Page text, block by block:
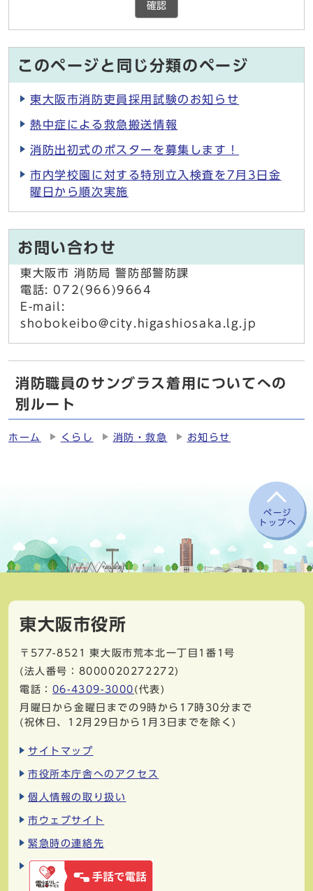
確認
このページと同じ分類のページ
東大阪市消防吏員採用試験のお知らせ
熱中症による救急搬送情報
消防出初式のポスターを募集します！
市内学校園に対する特別立入検査を7月3日金
曜日から順次実施
お問い合わせ
東大阪市 消防局 警防部警防課
電話: 072(966)9664
E-mail:
shobokeibo@city.higashiosaka.lg.jp
消防職員のサングラス着用についてへの
別ルート
ホーム くらし 消防・救急 お知らせ
ページ
トップへ
東大阪市役所
〒577-8521
東大阪市荒本北一丁目1番1号
(法人番号：8000020272272)
電話： 06-4309-3000 (代表)
月曜日から金曜日までの9時から17時30分まで
(祝休日、12月29日から1月3日までを除く)
サイトマップ
市役所本庁舎へのアクセス
個人情報の取り扱い
市ウェブサイト
緊急時の連絡先